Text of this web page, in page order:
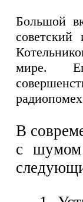
Большой
мире.
В
с шумом